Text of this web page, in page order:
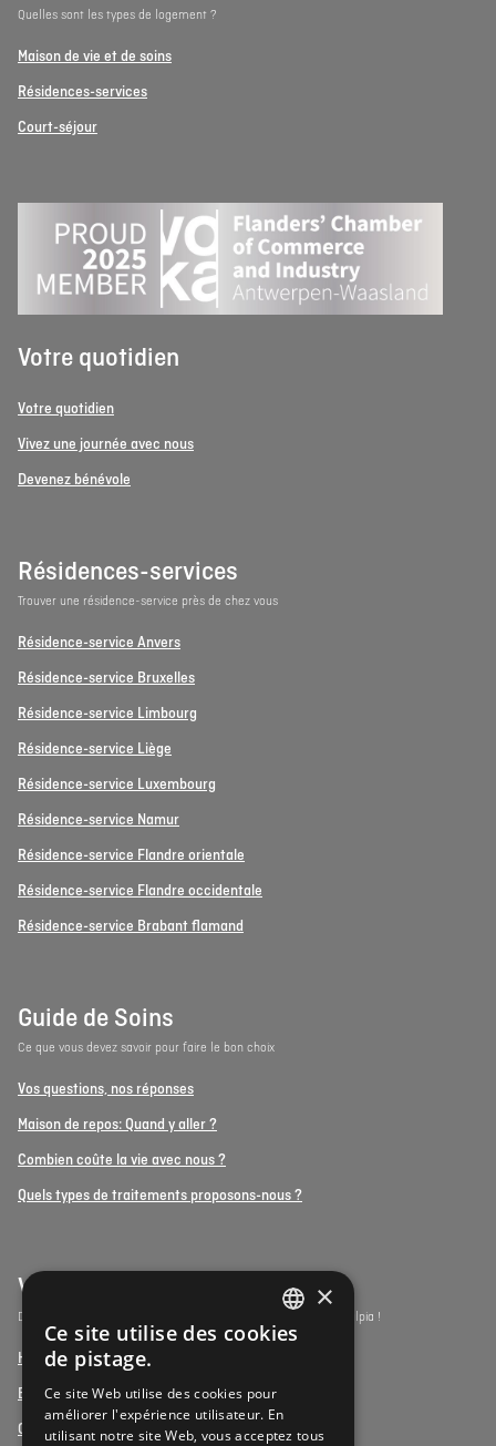
Quelles sont les types de logement ?
Maison de vie et de soins
Résidences-services
Court-séjour
Votre quotidien
Votre quotidien
Vivez une journée avec nous
Devenez bénévole
Résidences-services
Trouver une résidence-service près de chez vous
Résidence-service Anvers
Résidence-service Bruxelles
Résidence-service Limbourg
Résidence-service Liège
Résidence-service Luxembourg
Résidence-service Namur
Résidence-service Flandre orientale
Résidence-service Flandre occidentale
Résidence-service Brabant flamand
Guide de Soins
Ce que vous devez savoir pour faire le bon choix
Vos questions, nos réponses
Maison de repos: Quand y aller ?
Combien coûte la vie avec nous ?
Quels types de traitements proposons-nous ?
Vulpia Premium Living
Découvrez les résidences-services du segment premium de Vulpia !
Henri Jaspar, Kraainem
Beukenhof aan Zee, Oostduinkerke
Oud Gemeentehuis, Werchter
DUTCH
×
Ce site utilise des cookies
de pistage.
Ce site Web utilise des cookies pour
améliorer l'expérience utilisateur. En
utilisant notre site Web, vous acceptez tous